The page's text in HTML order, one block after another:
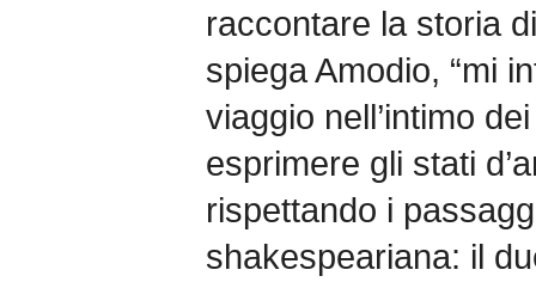
raccontare la storia
spiega Amodio, “mi
viaggio nell’intimo
esprimere gli stati
rispettando i
shakespeariana: il